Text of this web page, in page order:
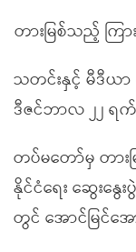
တားမြစ်သည့် က
သတင်းနှင့် မီဒီယ
ဒီဇင်ဘာလ ၂၂ ရက်
တပ်မတော်မှ တား
နိုင်ငံရေး ဆွေး
တွင် အောင်မြင်အ